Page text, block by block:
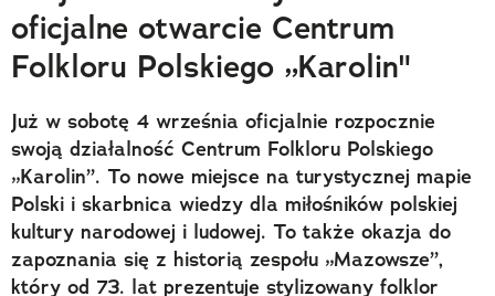
oficjalne otwarcie Centrum
Folkloru Polskiego „Karolin"
Już w sobotę 4 września oficjalnie rozpocznie
swoją działalność Centrum Folkloru Polskiego
„Karolin”. To nowe miejsce na turystycznej mapie
Polski i skarbnica wiedzy dla miłośników polskiej
kultury narodowej i ludowej. To także okazja do
zapoznania się z historią zespołu „Mazowsze”,
który od 73. lat prezentuje stylizowany folklor